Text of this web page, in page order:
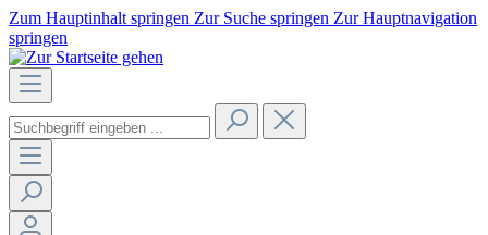
Zum Hauptinhalt springen Zur Suche springen Zur Hauptnavigation
springen